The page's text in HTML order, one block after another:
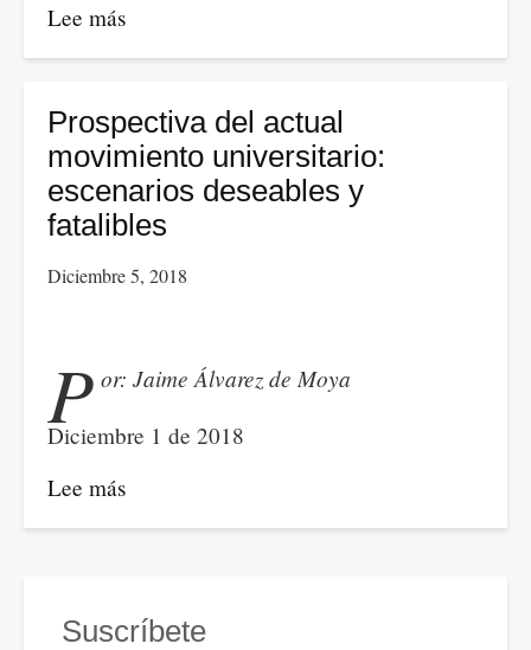
Lee más
Al
de
Antioquia
se
le
terminar
de
en
Prospectiva del actual
movimiento universitario:
escenarios deseables y
fatalibles
Diciembre 5, 2018
P or: Jaime Álvarez de Moya
Diciembre 1 de 2018
Lee más
Prospectiva
movimiento
Suscríbete